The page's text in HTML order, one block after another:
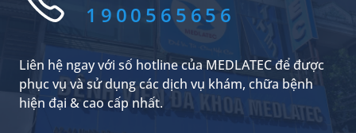
1900565656
Liên hệ ngay với số hotline của MEDLATEC để được
phục vụ và sử dụng các dịch vụ khám, chữa bệnh
hiện đại & cao cấp nhất.